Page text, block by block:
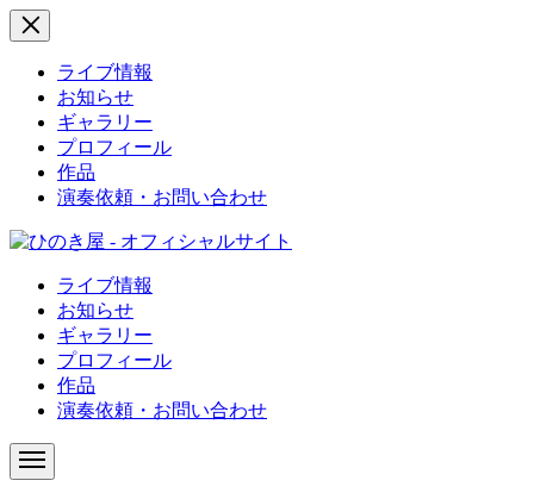
ライブ情報
お知らせ
ギャラリー
プロフィール
作品
演奏依頼・お問い合わせ
ライブ情報
お知らせ
ギャラリー
プロフィール
作品
演奏依頼・お問い合わせ